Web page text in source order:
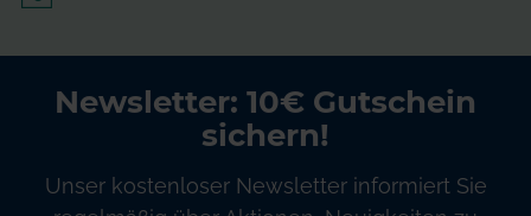
Newsletter: 10€ Gutschein
sichern!
Unser kostenloser Newsletter informiert Sie